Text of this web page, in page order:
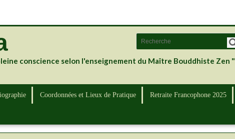
conscience selon l'enseignement du Maître Bouddhiste Zen "
Coordonnées et Lieux de Pratique Retraite Francophone 2025